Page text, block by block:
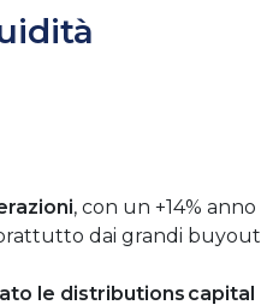
, con un +14% anno
dai grandi buyout
le distributions capital